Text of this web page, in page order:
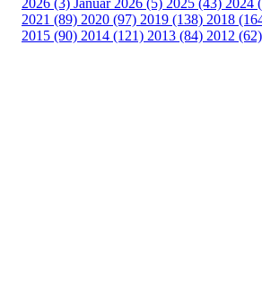
2021 (89) 2020 (97) 2019 (138) 2018
2015 (90) 2014 (121) 2013 (84) 2012 (62)